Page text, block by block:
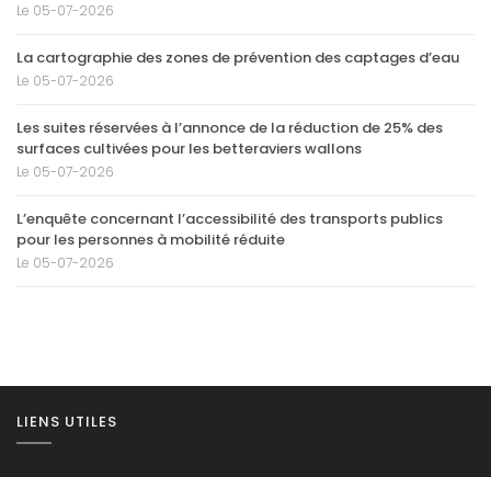
Le 05-07-2026
La cartographie des zones de prévention des captages d’eau
Le 05-07-2026
Les suites réservées à l’annonce de la réduction de 25% des
surfaces cultivées pour les betteraviers wallons
Le 05-07-2026
L’enquête concernant l’accessibilité des transports publics
pour les personnes à mobilité réduite
Le 05-07-2026
LIENS UTILES